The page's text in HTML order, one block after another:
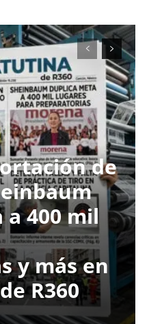
de
400 mil
y más en
R360